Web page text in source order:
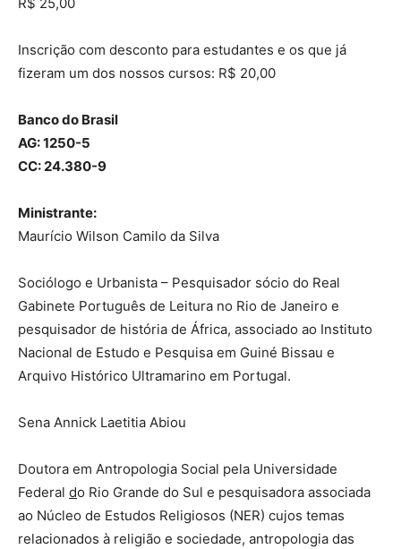
Inscrição com desconto para estudantes e os que já
fizeram um dos nossos cursos: R$ 20,00
Banco do Brasil
AG: 1250-5
CC: 24.380-9
Ministrante:
Maurício Wilson Camilo da Silva
Sociólogo e Urbanista – Pesquisador sócio do Real
Gabinete Português de Leitura no Rio de Janeiro e
pesquisador de história de África, associado ao Instituto
Nacional de Estudo e Pesquisa em Guiné Bissau e
Arquivo Histórico Ultramarino em Portugal.
Sena Annick Laetitia Abiou
Doutora em Antropologia Social pela Universidade
Federal do Rio Grande do Sul e pesquisadora associada
ao Núcleo de Estudos Religiosos (NER) cujos temas
relacionados à religião e sociedade, antropologia das